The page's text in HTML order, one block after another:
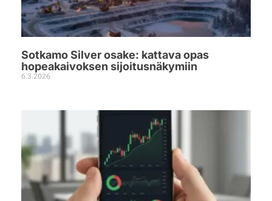
Sotkamo Silver osake: kattava opas
hopeakaivoksen sijoitusnäkymiin
6.3.2026